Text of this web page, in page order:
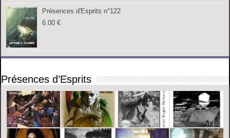
Présences d'Esprits n°122
6.00€
Présences d’Esprits